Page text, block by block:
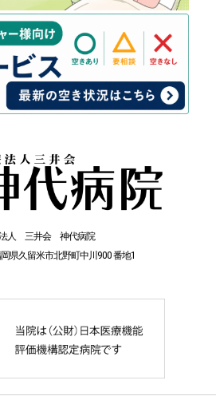
人 三井会 神代病院
県久留米市北野町中川900 番地1